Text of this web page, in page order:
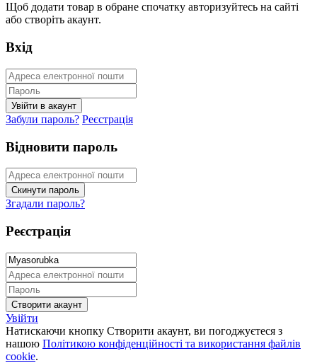
Щоб додати товар в обране спочатку авторизуйтесь на сайті
або створіть акаунт.
Вхід
Забули пароль? Реєстрація
Відновити пароль
Згадали пароль?
Реєстрація
Увійти
Натискаючи кнопку Створити акаунт, ви погоджуєтеся з
нашою Політикою конфіденційності та використання файлів
cookie.